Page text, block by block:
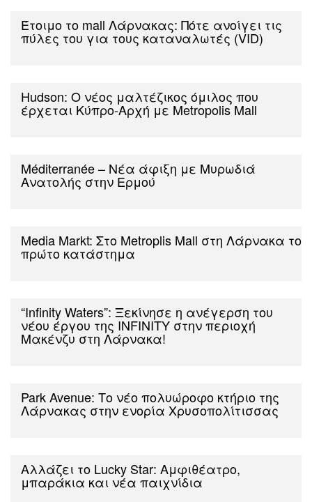
Έτοιμο το mall Λάρνακας: Πότε ανοίγει τις
πύλες του για τους καταναλωτές (VID)
Hudson: Ο νέος μαλτέζικος όμιλος που
έρχεται Κύπρο-Αρχή με Metropolis Mall
Méditerranée – Νέα άφιξη με Μυρωδιά
Ανατολής στην Ερμού
Media Markt: Στο Metroplis Mall στη Λάρνακα το
πρώτο κατάστημα
“Ιnfinity Waters”: Ξεκίνησε η ανέγερση του
νέου έργου της INFINITY στην περιοχή
Mακένζυ στη Λάρνακα!
Park Avenue: Το νέο πολυώροφο κτήριο της
Λάρνακας στην ενορία Χρυσοπολίτισσας
Αλλάζει το Lucky Star: Αμφιθέατρο,
μπαράκια και νέα παιχνίδια